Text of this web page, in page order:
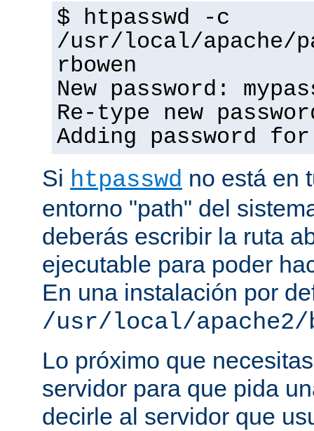
$ htpasswd -c
/usr/local/apache/
rbowen
New password:
Re-type new
Adding password
Si htpasswd no está en
entorno "path" del
deberás escribir la ruta
ejecutable para poder
En una instalación por
/usr/local/apache2/
Lo próximo que
servidor para que pida
decirle al servidor que